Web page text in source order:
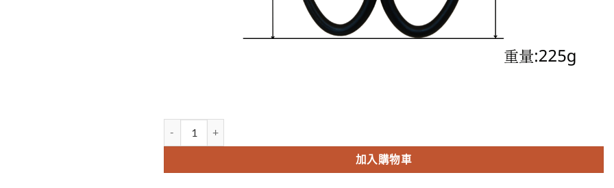
加入購物車